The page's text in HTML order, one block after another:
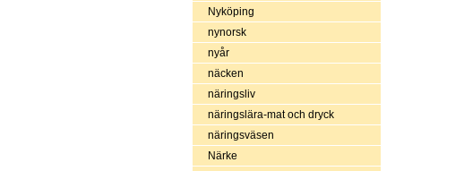
Nyköping
nynorsk
nyår
näcken
näringsliv
näringslära-mat och dryck
näringsväsen
Närke